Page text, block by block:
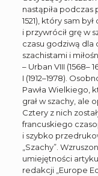
nastąpiła podczas
1521), który sam
i przywrócił grę w
czasu godziwą dla
szachistami i
– Urban VIII (1568–
I (1912–1978).
Pawła Wielkiego,
grał w szachy, ale
Cztery z nich
francuskiego
i szybko
„Szachy”.
umiejętności
redakcji „Europe